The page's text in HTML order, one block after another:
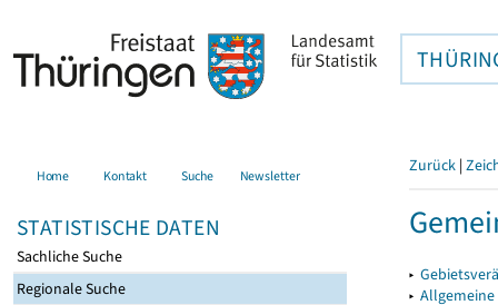
Home Kontakt Suche Newsletter
STATISTISCHE DATEN
Sachliche Suche
Regionale Suche
Zurück |
▸
▸